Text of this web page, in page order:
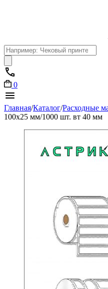
Поиск
товаров
0
Главная/Каталог/Расходные
100х25 мм/1000 шт. вт 40 мм